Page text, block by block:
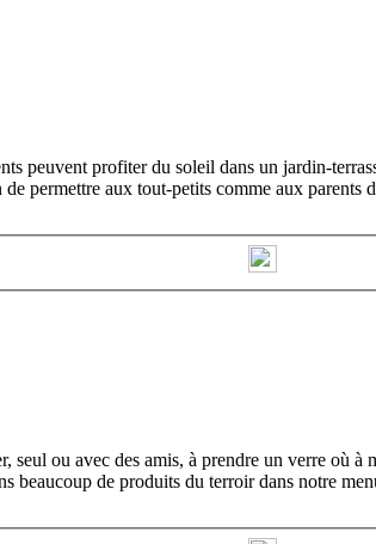
peuvent profiter du soleil dans un jardin-
permettre aux tout-petits comme aux parents
seul ou avec des amis, à prendre un verre où à
beaucoup de produits du terroir dans notre